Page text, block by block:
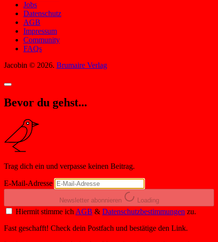
Jobs
Datenschutz
AGB
Impressum
Community
FAQs
Jacobin © 2026. Brumaire Verlag
Bevor du gehst...
Trag dich ein und verpasse keinen Beitrag.
E-Mail-Adresse
Newsletter abonnieren Loading
Hiermit stimme ich AGB & Datenschutzbestimmungen zu.
Fast geschafft! Check dein Postfach und bestätige den Link.